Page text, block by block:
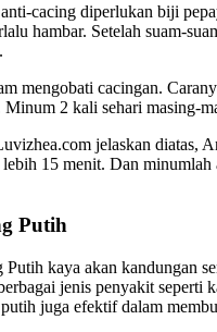
cacing diperlukan biji
hambar. Setelah suam-
mengobati cacingan.
2 kali sehari masing-
jelaskan diatas,
15 menit. Dan
Putih
kaya akan kandungan
jenis penyakit seperti
juga efektif dalam